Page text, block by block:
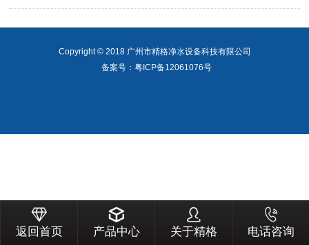
Copyright © 2018 广州市精格净水设备科技有限公司
备案号：粤ICP备12061076号
返回首页 产品中心 关于精格 电话咨询